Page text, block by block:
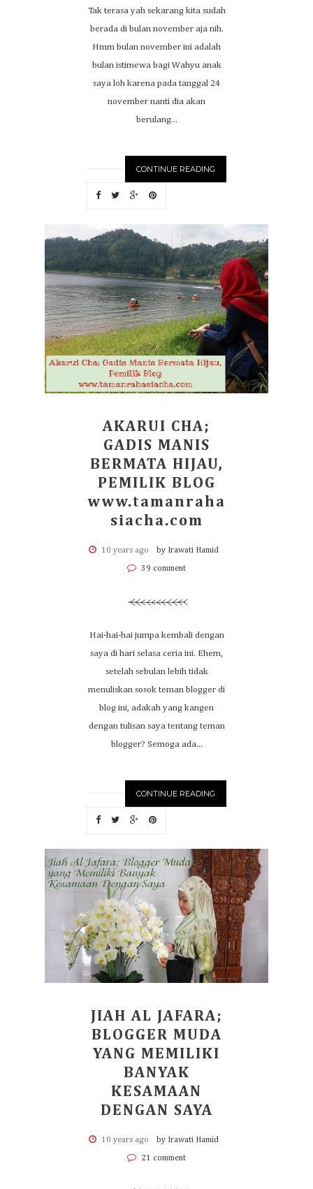
Tak terasa yah sekarang kita sudah
berada di bulan november aja nih.
Hmm bulan november ini adalah
bulan istimewa bagi Wahyu anak
saya loh karena pada tanggal 24
november nanti dia akan
berulang...
CONTINUE READING
AKARUI CHA;
GADIS MANIS
BERMATA HIJAU,
PEMILIK BLOG
www.tamanraha
siacha.com
10 years ago by Irawati Hamid
39 comment
Hai-hai-hai jumpa kembali dengan
saya di hari selasa ceria ini. Ehem,
setelah sebulan lebih tidak
menuliskan sosok teman blogger di
blog ini, adakah yang kangen
dengan tulisan saya tentang teman
blogger? Semoga ada...
CONTINUE READING
JIAH AL JAFARA;
BLOGGER MUDA
YANG MEMILIKI
BANYAK
KESAMAAN
DENGAN SAYA
10 years ago by Irawati Hamid
21 comment